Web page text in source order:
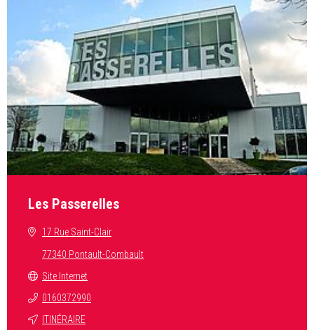
Les Passerelles
17 Rue Saint-Clair
77340 Pontault-Combault
Site Internet
0160372990
ITINÉRAIRE